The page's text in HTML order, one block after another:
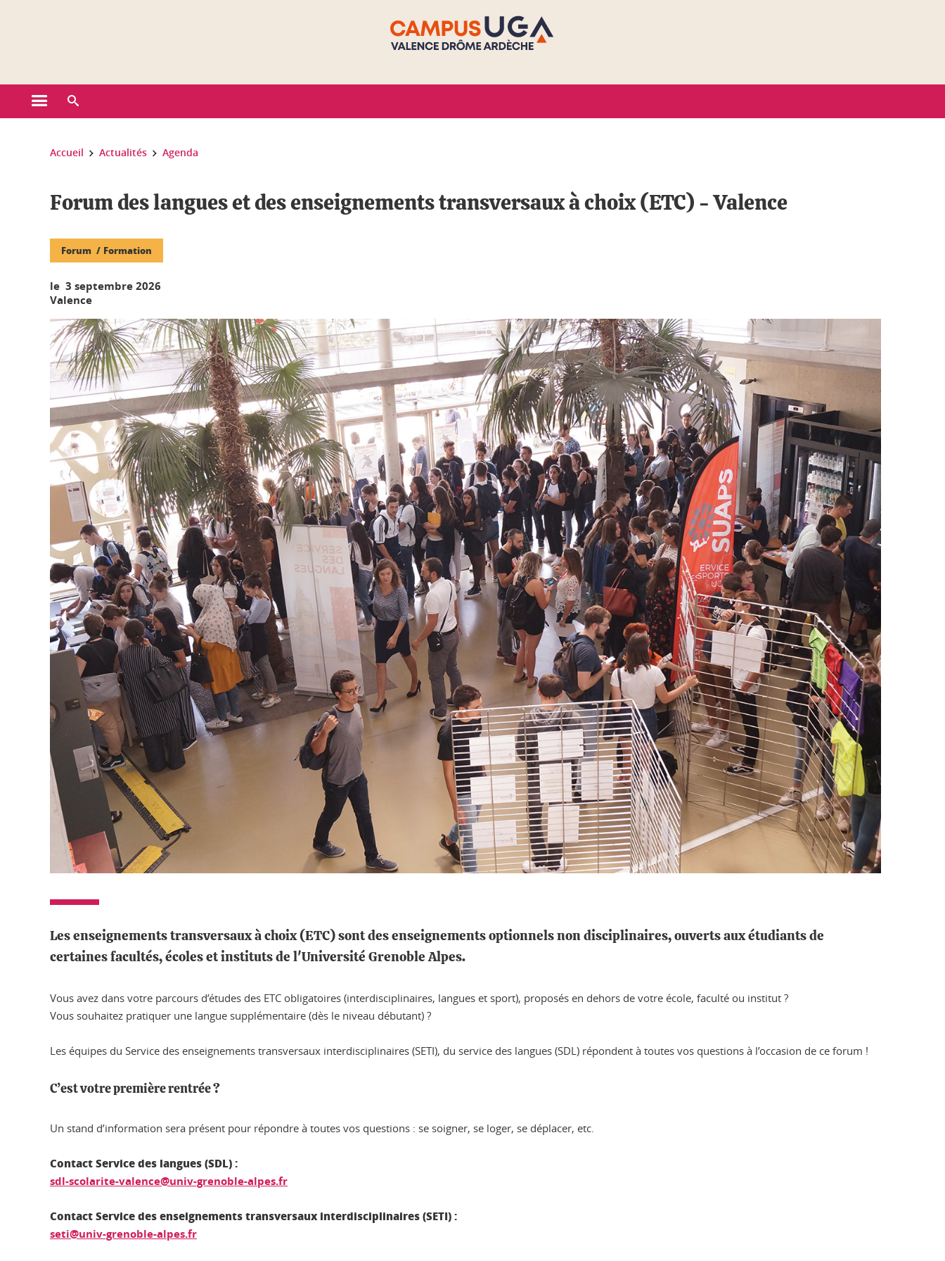
Ouvrir le menu principal
Vous êtes ici :
Accueil Actualités Agenda
Forum des langues et des enseignements transversaux à choix (ETC) - Valence
Forum Formation
le 3 septembre 2026
Valence
Les enseignements transversaux à choix (ETC) sont des enseignements optionnels non disciplinaires, ouverts aux étudiants de
certaines facultés, écoles et instituts de l'Université Grenoble Alpes.
Vous avez dans votre parcours d’études des ETC obligatoires (interdisciplinaires, langues et sport), proposés en dehors de votre école, faculté ou institut ?
Vous souhaitez pratiquer une langue supplémentaire (dès le niveau débutant) ?
Les équipes du Service des enseignements transversaux interdisciplinaires (SETI), du service des langues (SDL) répondent à toutes vos questions à l’occasion de ce forum !
C’est votre première rentrée ?
Un stand d’information sera présent pour répondre à toutes vos questions : se soigner, se loger, se déplacer, etc.
Contact Service des langues (SDL) :
sdl-scolarite-valence@univ-grenoble-alpes.fr
Contact Service des enseignements transversaux interdisciplinaires (SETI) :
seti@univ-grenoble-alpes.fr